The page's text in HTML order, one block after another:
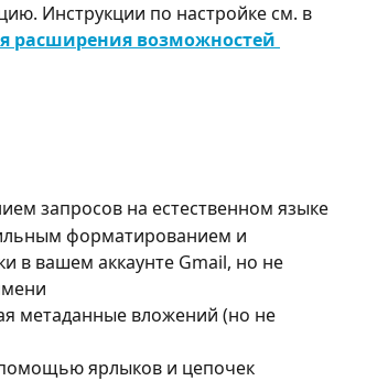
Инструкции по настройке см. в
расширения возможностей
запросов на естественном языке
форматированием и
в вашем аккаунте Gmail, но не
метаданные вложений (но не
ярлыков и цепочек